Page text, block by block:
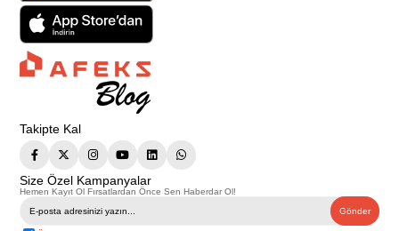
Takipte Kal
Size Özel Kampanyalar
Hemen Kayıt Ol Fırsatlardan Önce Sen Haberdar Ol!
Gönder